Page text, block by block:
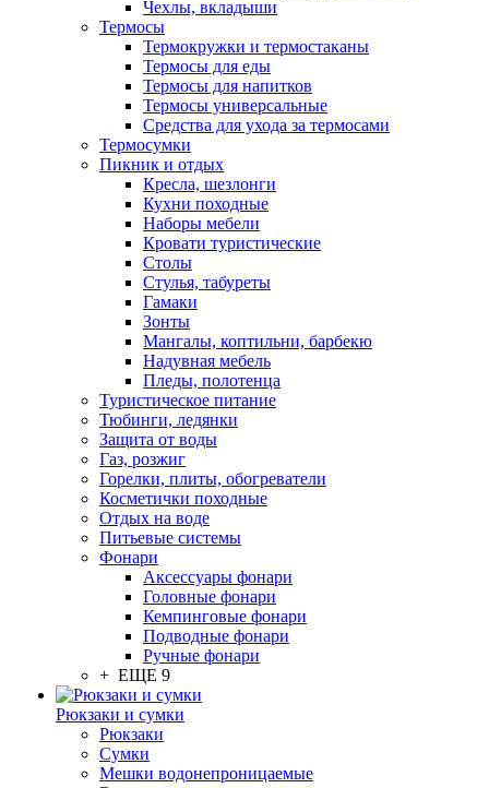
Чехлы, вкладыши
Термосы
Термокружки и термостаканы
Термосы для еды
Термосы для напитков
Термосы универсальные
Средства для ухода за термосами
Термосумки
Пикник и отдых
Кресла, шезлонги
Кухни походные
Наборы мебели
Кровати туристические
Столы
Стулья, табуреты
Гамаки
Зонты
Мангалы, коптильни, барбекю
Надувная мебель
Пледы, полотенца
Туристическое питание
Тюбинги, ледянки
Защита от воды
Газ, розжиг
Горелки, плиты, обогреватели
Косметички походные
Отдых на воде
Питьевые системы
Фонари
Аксессуары фонари
Головные фонари
Кемпинговые фонари
Подводные фонари
Ручные фонари
+ ЕЩЕ 9
Рюкзаки и сумки
Рюкзаки
Сумки
Мешки водонепроницаемые